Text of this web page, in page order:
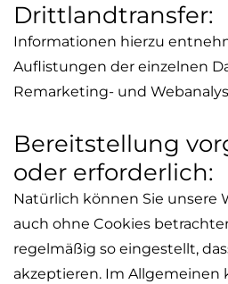
Drittlandtransfer:
Informationen hierzu
Auflistungen der einzelnen
Remarketing- und
Bereitstellung
oder erforderlich:
Natürlich können Sie unsere
auch ohne Cookies
regelmäßig so eingestellt,
akzeptieren. Im Allgemeinen